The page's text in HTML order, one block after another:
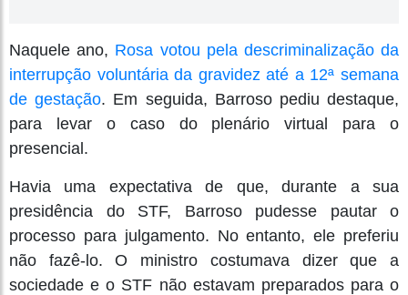
Naquele ano, Rosa votou pela descriminalização da
interrupção voluntária da gravidez até a 12ª semana
de gestação. Em seguida, Barroso pediu destaque,
para levar o caso do plenário virtual para o
presencial.
Havia uma expectativa de que, durante a sua
presidência do STF, Barroso pudesse pautar o
processo para julgamento. No entanto, ele preferiu
não fazê-lo. O ministro costumava dizer que a
sociedade e o STF não estavam preparados para o